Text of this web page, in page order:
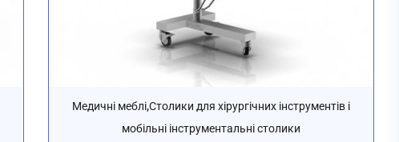
Медичні меблі,Столики для хірургічних інструментів і
мобільні інструментальні столики